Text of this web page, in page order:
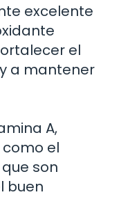
excelente
el
a mantener
A,
el
son
buen